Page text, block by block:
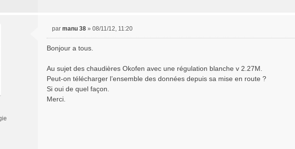
s
a
g
e
par manu 38 » 08/11/12, 11:20
Bonjour a tous.
Au sujet des chaudières Okofen avec une régulation blanche v 2.27M.
Peut-on télécharger l’ensemble des données depuis sa mise en route ?
Si oui de quel façon.
Merci.